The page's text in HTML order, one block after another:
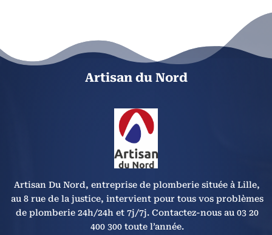
Artisan du Nord
Artisan Du Nord, entreprise de plomberie située à Lille,
au 8 rue de la justice, intervient pour tous vos problèmes
de plomberie 24h/24h et 7j/7j. Contactez-nous au 03 20
400 300 toute l’année.